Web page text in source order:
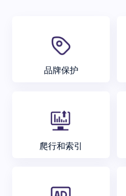
品牌保护
爬行和索引